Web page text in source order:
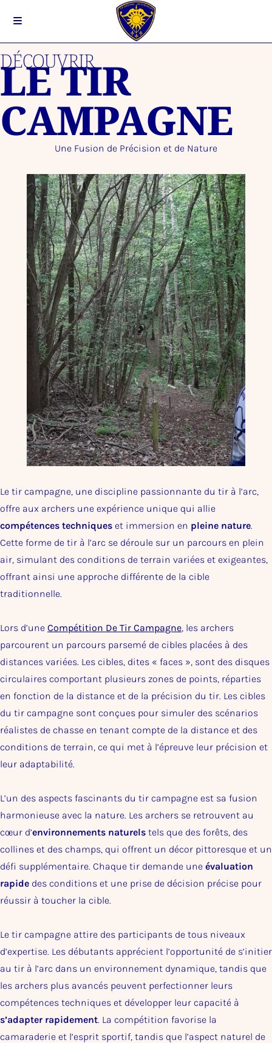
DÉCOUVRIR
LE TIR
CAMPAGNE
Une Fusion de Précision et de Nature
Le tir campagne, une discipline passionnante du tir à l’arc,
offre aux archers une expérience unique qui allie
compétences techniques et immersion en pleine nature.
Cette forme de tir à l’arc se déroule sur un parcours en plein
air, simulant des conditions de terrain variées et exigeantes,
offrant ainsi une approche différente de la cible
traditionnelle.
Lors d’une Compétition De Tir Campagne, les archers
parcourent un parcours parsemé de cibles placées à des
distances variées. Les cibles, dites « faces », sont des disques
circulaires comportant plusieurs zones de points, réparties
en fonction de la distance et de la précision du tir. Les cibles
du tir campagne sont conçues pour simuler des scénarios
réalistes de chasse en tenant compte de la distance et des
conditions de terrain, ce qui met à l’épreuve leur précision et
leur adaptabilité.
L’un des aspects fascinants du tir campagne est sa fusion
harmonieuse avec la nature. Les archers se retrouvent au
cœur d’environnements naturels tels que des forêts, des
collines et des champs, qui offrent un décor pittoresque et un
défi supplémentaire. Chaque tir demande une évaluation
rapide des conditions et une prise de décision précise pour
réussir à toucher la cible.
Le tir campagne attire des participants de tous niveaux
d’expertise. Les débutants apprécient l’opportunité de s’initier
au tir à l’arc dans un environnement dynamique, tandis que
les archers plus avancés peuvent perfectionner leurs
compétences techniques et développer leur capacité à
s’adapter rapidement. La compétition favorise la
camaraderie et l’esprit sportif, tandis que l’aspect naturel de